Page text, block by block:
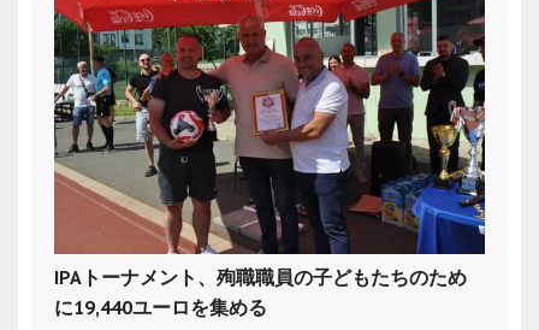
IPAトーナメント、殉職職員の子どもたちのため
に19,440ユーロを集める